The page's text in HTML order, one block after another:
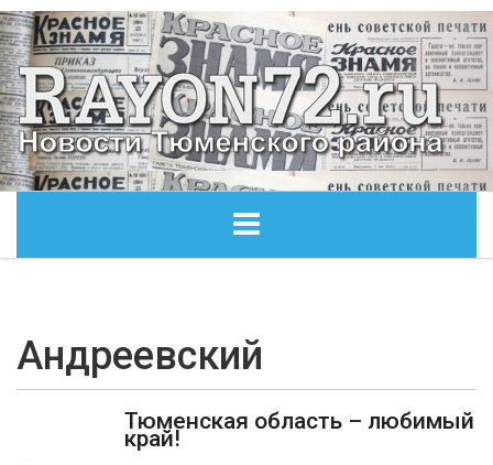
ОБЩЕСТВО
ЭКОНОМИКА
Андреевский
Тюменская область – любимый
край!